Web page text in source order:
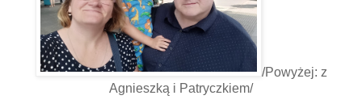
/Powyżej: z
Agnieszką i Patryczkiem/